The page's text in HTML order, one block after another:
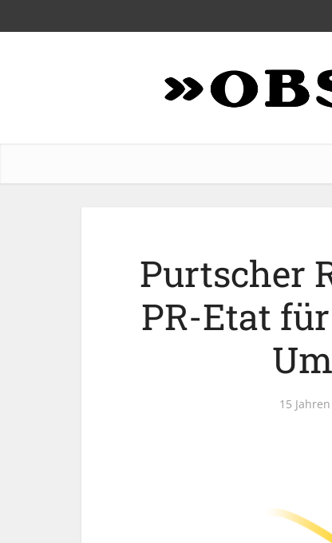
Purtscher
PR-Etat
15